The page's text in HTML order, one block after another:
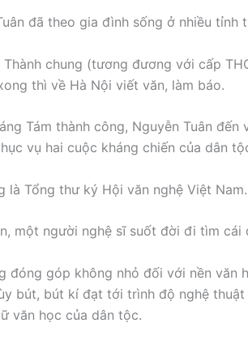
đã theo gia đình sống ở nhiều tỉnh
chung (tương đương với cấp
thì về Hà Nội viết văn, làm báo.
Tám thành công, Nguyễn Tuân đến
vụ hai cuộc kháng chiến của dân
là Tổng thư ký Hội văn nghệ Việt Nam.
một người nghệ sĩ suốt đời đi tìm cái
đóng góp không nhỏ đối với nền văn
bút, bút kí đạt tới trình độ nghệ thuật
văn học của dân tộc.